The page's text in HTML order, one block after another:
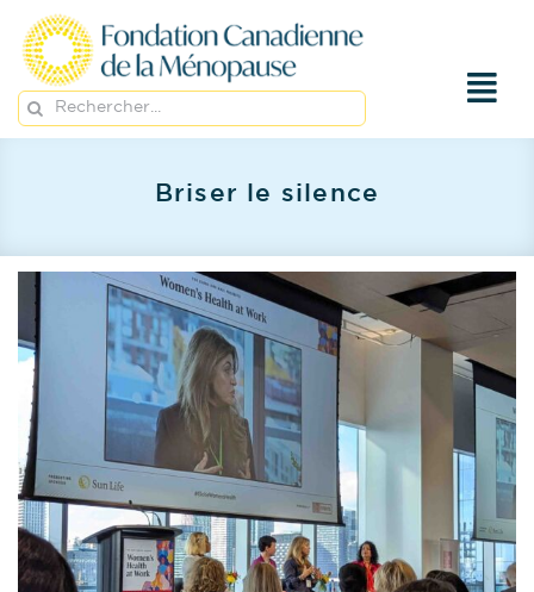
Passer
contenu
Rechercher:
Briser le silence